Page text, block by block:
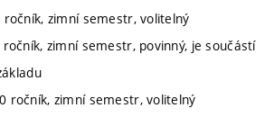
ročník, zimní semestr, volitelný
ročník, zimní semestr, povinný, je součástí
ročník, zimní semestr, volitelný